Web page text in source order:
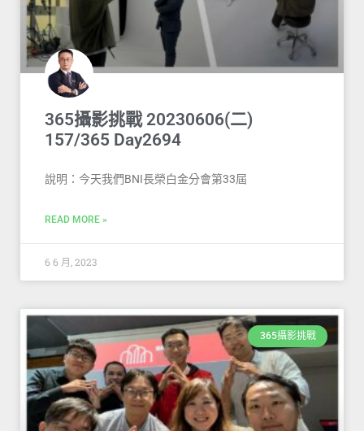
365攝影挑戰 20230606(二)
157/365 Day2694
說明：今天我們BNI長榮白金分會第33屆
READ MORE »
6 6 月, 2023
365攝影挑戰